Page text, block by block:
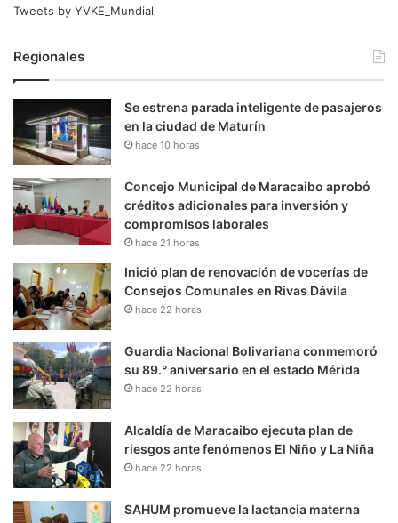
Tweets by YVKE_Mundial
Regionales
Se estrena parada inteligente de pasajeros
en la ciudad de Maturín
hace 10 horas
Concejo Municipal de Maracaibo aprobó
créditos adicionales para inversión y
compromisos laborales
hace 21 horas
Inició plan de renovación de vocerías de
Consejos Comunales en Rivas Dávila
hace 22 horas
Guardia Nacional Bolivariana conmemoró
su 89.° aniversario en el estado Mérida
hace 22 horas
Alcaldía de Maracaibo ejecuta plan de
riesgos ante fenómenos El Niño y La Niña
hace 22 horas
SAHUM promueve la lactancia materna